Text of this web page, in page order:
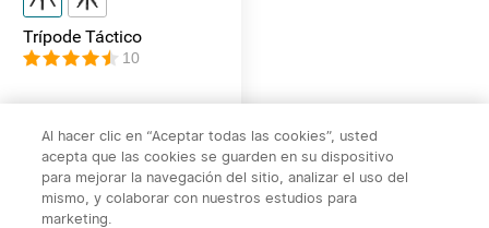
Trípode Táctico
10
FINAL DE PAGINA~
Al hacer clic en “Aceptar todas las cookies”, usted
acepta que las cookies se guarden en su dispositivo
para mejorar la navegación del sitio, analizar el uso del
mismo, y colaborar con nuestros estudios para
marketing.